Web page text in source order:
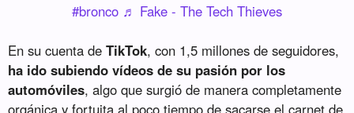
#bronco ♬ Fake - The Tech Thieves
En su cuenta deTikTok, con 1,5 millones de seguidores,
ha ido subiendo vídeos de su pasión por los
automóviles, algo que surgió de manera completamente
orgánica y fortuita al poco tiempo de sacarse el carnet de